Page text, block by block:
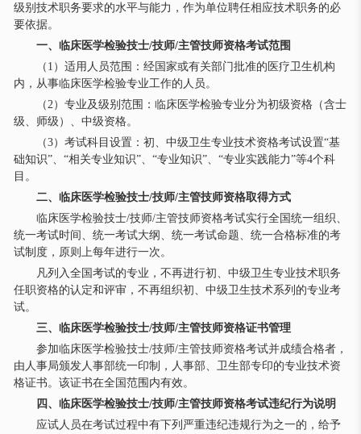
级别技术职务要求的水平与能力，作为单位聘任相应技术职务的必
要依据。
一、临床医学检验技士/技师/主管技师资格考试范围
（1）适用人员范围：经国家或有关部门批准的医疗卫生机构
内，从事临床医学检验专业工作的人员。
（2）专业及级别范围：临床医学检验专业分为初级资格（含士
级、师级）、中级资格。
（3）考试科目设置：初、中级卫生专业技术资格考试设置“基
础知识”、“相关专业知识”、“专业知识”、“专业实践能力”等4个科
目。
二、临床医学检验技士/技师/主管技师资格取得方式
临床医学检验技士/技师/主管技师资格考试实行全国统一组织、
统一考试时间、统一考试大纲、统一考试命题、统一合格标准的考
试制度，原则上每年进行一次。
凡列入全国考试的专业，不再进行初、中级卫生专业技术职务
任职资格的认定和评审，不再组织初、中级卫生技术系列的专业考
试。
三、临床医学检验技士/技师/主管技师资格证书管理
参加临床医学检验技士/技师/主管技师资格考试并成绩合格者，
由人事局颁发人事部统一印制，人事部、卫生部专印的专业技术资
格证书。该证书在全国范围内有效。
四、临床医学检验技士/技师/主管技师资格考试违纪行为说明
应试人员在考试过程中有下列严重违纪违规行为之一的，给予